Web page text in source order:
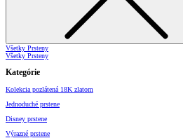
Všetky Prsteny
Všetky Prsteny
Kategórie
Kolekcia pozlátená 18K zlatom
Jednoduché prstene
Disney prstene
Výrazné prstene